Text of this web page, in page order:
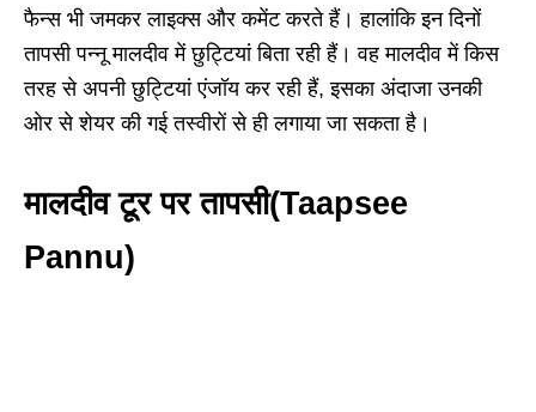
फैन्स भी जमकर लाइक्स और कमेंट करते हैं। हालांकि इन दिनों
तापसी पन्नू मालदीव में छुट्टियां बिता रही हैं। वह मालदीव में किस
तरह से अपनी छुट्टियां एंजॉय कर रही हैं, इसका अंदाजा उनकी
ओर से शेयर की गई तस्वीरों से ही लगाया जा सकता है।
मालदीव टूर पर तापसी(Taapsee
Pannu)